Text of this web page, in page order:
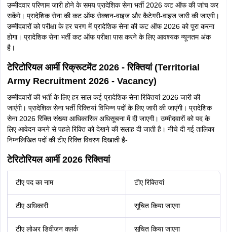
उम्मीदवार परिणाम जारी होने के समय प्रादेशिक सेना भर्ती 2026 कट ऑफ की जांच कर
सकेंगे। प्रादेशिक सेना की कट ऑफ सेक्शन-वाइज और कैटेगरी-वाइज जारी की जाएगी।
उम्मीदवारों को परीक्षा के हर चरण में प्रादेशिक सेना की कट ऑफ 2026 को पूरा करना
होगा। प्रादेशिक सेना भर्ती कट ऑफ परीक्षा पास करने के लिए आवश्यक न्यूनतम अंक
है।
टेरिटोरियल आर्मी रिक्रूटमेंट 2026 - रिक्तियां (Territorial
Army Recruitment 2026 - Vacancy)
उम्मीदवारों की भर्ती के लिए हर साल कई प्रादेशिक सेना रिक्तियां 2026 जारी की
जाएंगी। प्रादेशिक सेना भर्ती रिक्तियां विभिन्न पदों के लिए जारी की जाएंगी। प्रादेशिक
सेना 2026 रिक्ति संख्या आधिकारिक अधिसूचना में दी जाएगी। उम्मीदवारों को पद के
लिए आवेदन करने से पहले रिक्ति को देखने की सलाह दी जाती है। नीचे दी गई तालिका
निम्नलिखित पदों की टीए रिक्ति विवरण दिखाती है-
टेरिटोरियल आर्मी 2026 रिक्तियां
टीए पद का नाम टीए रिक्तियां
टीए अधिकारी सूचित किया जाएगा
टीए लोअर डिवीजन क्लर्क सूचित किया जाएगा